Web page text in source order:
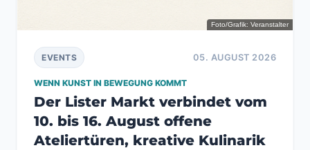
Foto/Grafik: Veranstalter
05. AUGUST 2026
EVENTS
WENN KUNST IN BEWEGUNG KOMMT
Der Lister Markt verbindet vom
10. bis 16. August offene
Ateliertüren, kreative Kulinarik